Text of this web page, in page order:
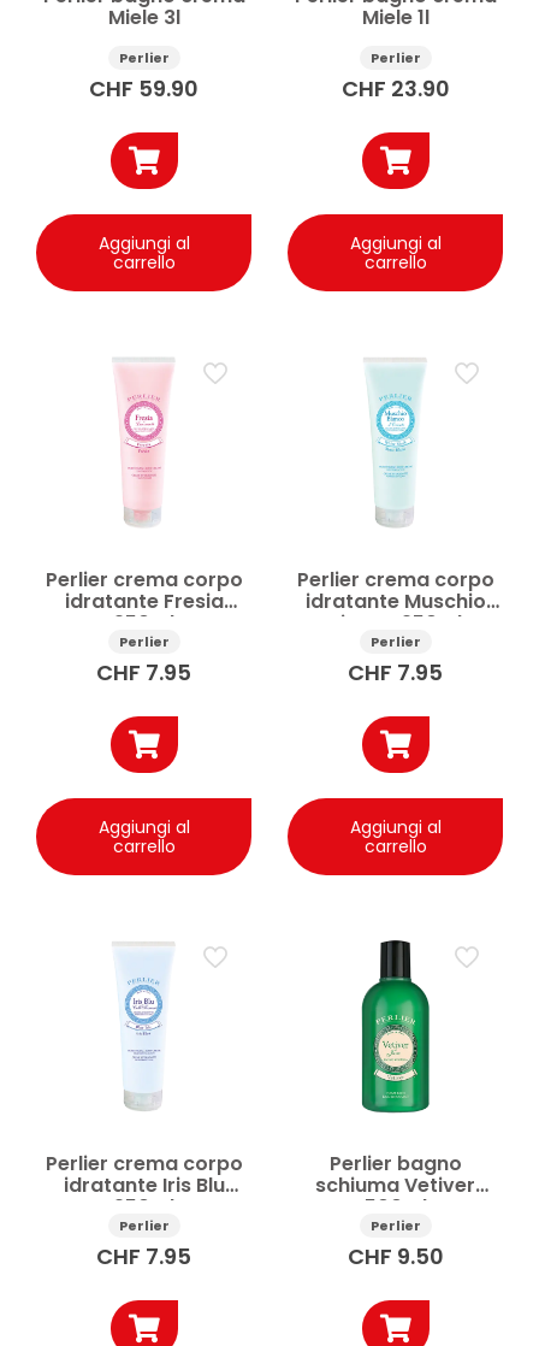
Miele 3l
Perlier
CHF 59.90
Aggiungi al
carrello
Miele 1l
Perlier
CHF 23.90
Aggiungi al
carrello
Perlier crema corpo
idratante Fresia
250ml
Perlier
CHF 7.95
Aggiungi al
carrello
Perlier crema corpo
idratante Muschio
Bianco 250ml
Perlier
CHF 7.95
Aggiungi al
carrello
Perlier crema corpo
idratante Iris Blu
250ml
Perlier
CHF 7.95
Perlier bagno
schiuma Vetiver
500ml
Perlier
CHF 9.50